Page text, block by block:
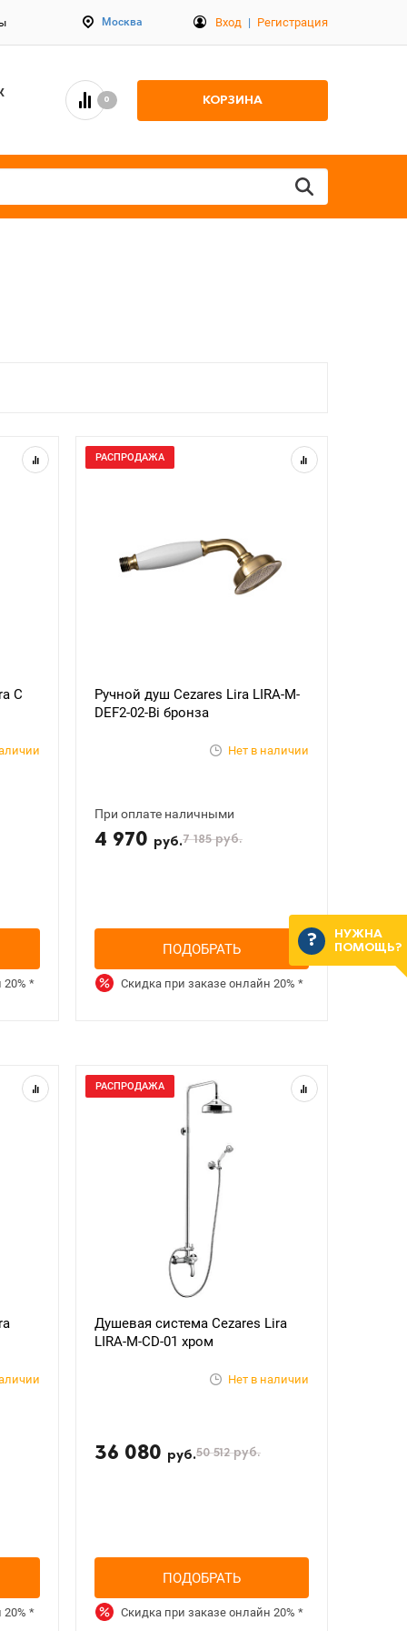
Москва Вход | Регистрация
0 КОРЗИНА
C
20% *
РАСПРОДАЖА
Ручной душ Cezares Lira LIRA-M-
DEF2-02-Bi бронза
Нет в наличии
При оплате наличными
4 970 руб.7 185руб.
ПОДОБРАТЬ
Скидка при заказе онлайн 20% *
20% *
РАСПРОДАЖА
Душевая система Cezares Lira
LIRA-M-CD-01 хром
Нет в наличии
36 080 руб.50 512руб.
ПОДОБРАТЬ
Скидка при заказе онлайн 20% *
НУЖНА
ПОМОЩЬ?